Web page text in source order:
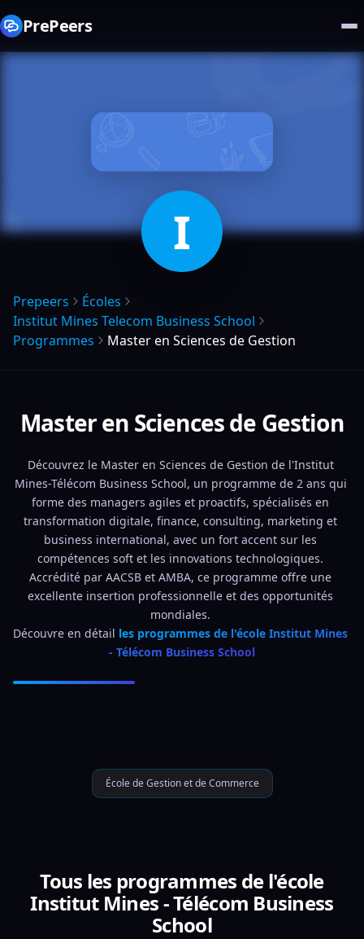
PrePeers
I
Prepeers
Écoles
Institut Mines Telecom Business School
Programmes
Master en Sciences de Gestion
Master en Sciences de Gestion
Découvrez le Master en Sciences de Gestion de l'Institut
Mines-Télécom Business School, un programme de 2 ans qui
forme des managers agiles et proactifs, spécialisés en
transformation digitale, finance, consulting, marketing et
business international, avec un fort accent sur les
compétences soft et les innovations technologiques.
Accrédité par AACSB et AMBA, ce programme offre une
excellente insertion professionnelle et des opportunités
mondiales.
Découvre en détail les programmes de l'école Institut Mines
- Télécom Business School
École de Gestion et de Commerce
Tous les programmes de l'école
Institut Mines - Télécom Business
School